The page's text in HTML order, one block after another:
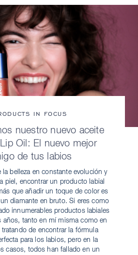
IN FOCUS
nuestro nuevo aceite
Oil: El nuevo mejor
de tus labios
la belleza en constante evolución y
piel, encontrar un producto labial
que añadir un toque de color es
diamante en bruto. Si eres como
innumerables productos labiales
años, tanto en mí misma como en
de encontrar la fórmula
para los labios, pero en la
casos, todos han fallado en un